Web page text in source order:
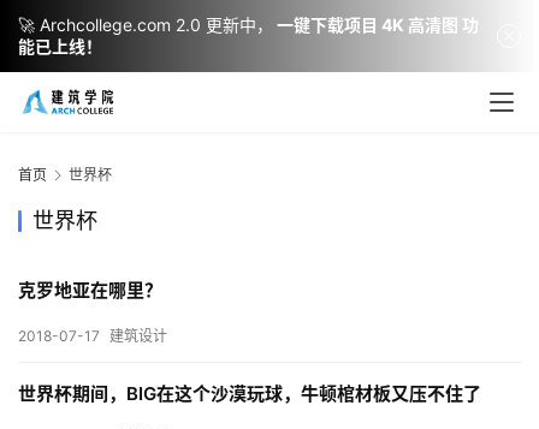
设
计
内
计
首页 世界杯
世界杯
克罗地亚在哪里？
2018-07-17 建筑设计
世界杯期间，BIG在这个沙漠玩球，牛顿棺材板又压不住了
🚀 Archcollege.com 2.0 更新中，
一键下载项目 4K 高清图 功
能已上线！